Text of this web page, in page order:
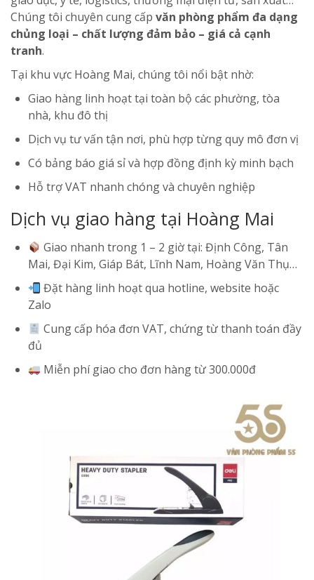
Chúng tôi chuyên cung cấp văn phòng phẩm đa dạng
chủng loại – chất lượng đảm bảo – giá cả cạnh
tranh.
Tại khu vực Hoàng Mai, chúng tôi nổi bật nhờ:
Giao hàng linh hoạt tại toàn bộ các phường, tòa
nhà, khu đô thị
Dịch vụ tư vấn tận nơi, phù hợp từng quy mô đơn vị
Có bảng báo giá sỉ và hợp đồng định kỳ minh bạch
Hỗ trợ VAT nhanh chóng và chuyên nghiệp
Dịch vụ giao hàng tại Hoàng Mai
Giao nhanh trong 1 – 2 giờ tại: Định Công, Tân
Mai, Đại Kim, Giáp Bát, Lĩnh Nam, Hoàng Văn Thụ…
Đặt hàng linh hoạt qua hotline, website hoặc
Zalo
Cung cấp hóa đơn VAT, chứng từ thanh toán đầy
đủ
Miễn phí giao cho đơn hàng từ 300.000đ